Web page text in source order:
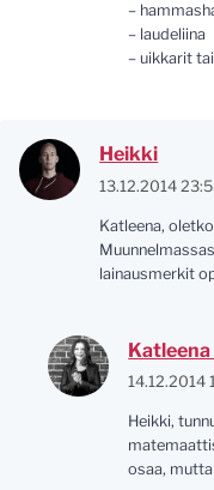
–
– laudeliina
– uikkarit
Heikki
13.12.2014
Katleena,
lainausmerkit
14.12.2014
Heikki,
osaa,